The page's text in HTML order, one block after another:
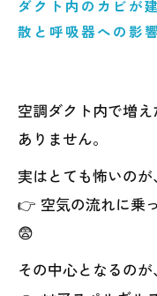
ダクト内のカビが
散と呼吸器への影
空調ダクト内で増
ありません。
実はとても怖いのが、
👉 空気の流れに乗
😨
その中心となるのが、